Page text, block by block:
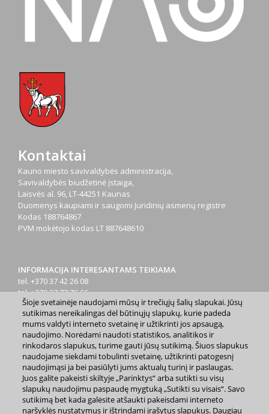
Kontaktai
Kauno miesto savivaldybės administracija,
Savivaldybės biudžetinė įstaiga,
Laisvės al. 96, LT-44251 Kaunas
Duomenys kaupiami ir saugomi Juridinių asmenų registre
Kodas 188764867
PVM mokėtojo kodas LT 887648610
INFORMACIJA INTERESANTAMS TEIKIAMA
tel. +370 37 42 26 08
tel. +370 37 77 76 66
tel. +370 660 07000
el. p.info@kaunas.lt
2023 m. Kauno miesto savivaldybė. Kopijuoti ir platinti
www.kaunas.lt skelbiamą informaciją be autorių sutikimo draudžiama.
Svetainės žemėlapis »
Šioje svetainėje naudojami mūsų ir trečiųjų šalių slapukai. Jūsų
sutikimas nereikalingas dėl būtinųjų slapukų, kurie padeda
mums valdyti interneto svetainę ir užtikrinti jos apsaugą,
naudojimo. Norėdami naudoti statistikos, analitikos ir
rinkodaros slapukus, turime gauti jūsų sutikimą. Šiuos slapukus
naudojame siekdami tobulinti svetainę, užtikrinti patogesnį
naudojimąsi ja bei pasiūlyti jums aktualų turinį ir paslaugas.
Juos galite pakeisti skiltyje „Parinktys“ arba sutikti su visų
slapukų naudojimu paspaudę mygtuką „Sutikti su visais“. Savo
sutikimą bet kada galėsite atšaukti pakeisdami interneto
naršyklės nustatymus ir ištrindami įrašytus slapukus. Daugiau